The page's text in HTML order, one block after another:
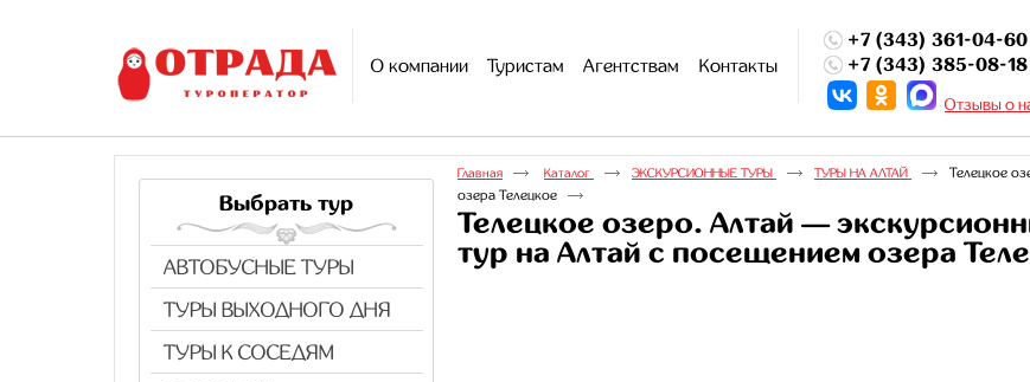
+7 (343) 361-04-60
+7 (343) 385-08-18
Отзывы о
О компании Туристам Агентствам Контакты
Выбрать тур
АВТОБУСНЫЕ ТУРЫ
ТУРЫ ВЫХОДНОГО ДНЯ
ТУРЫ К СОСЕДЯМ
Главная Каталог ЭКСКУРСИОННЫЕ ТУРЫ ТУРЫ НА АЛТАЙ
Телецкое
озера Телецкое
Телецкое озеро. Алтай —
тур на Алтай с посещением озера